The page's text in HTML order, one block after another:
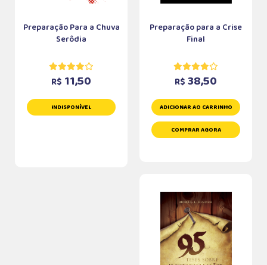
Preparação Para a Chuva
Serôdia
R$ 11,50
INDISPONÍVEL
Preparação para a Crise
Final
R$ 38,50
ADICIONAR AO CARRINHO
COMPRAR AGORA